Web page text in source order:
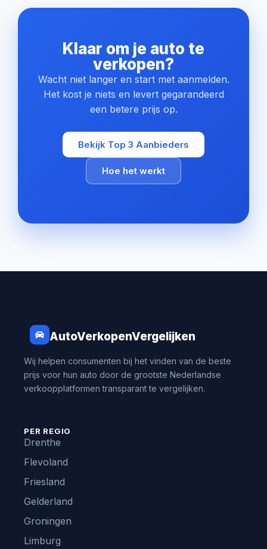
Klaar om je auto te
verkopen?
Wacht niet langer en start met aanmelden.
Het kost je niets en levert gegarandeerd
een betere prijs op.
Bekijk Top 3 Aanbieders
Hoe het werkt
AutoVerkopenVergelijken
Wij helpen consumenten bij het vinden van de beste
prijs voor hun auto door de grootste Nederlandse
verkoopplatformen transparant te vergelijken.
PER REGIO
Drenthe
Flevoland
Friesland
Gelderland
Groningen
Limburg